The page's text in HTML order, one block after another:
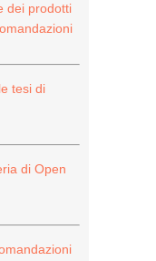
dei prodotti
tesi di
di Open